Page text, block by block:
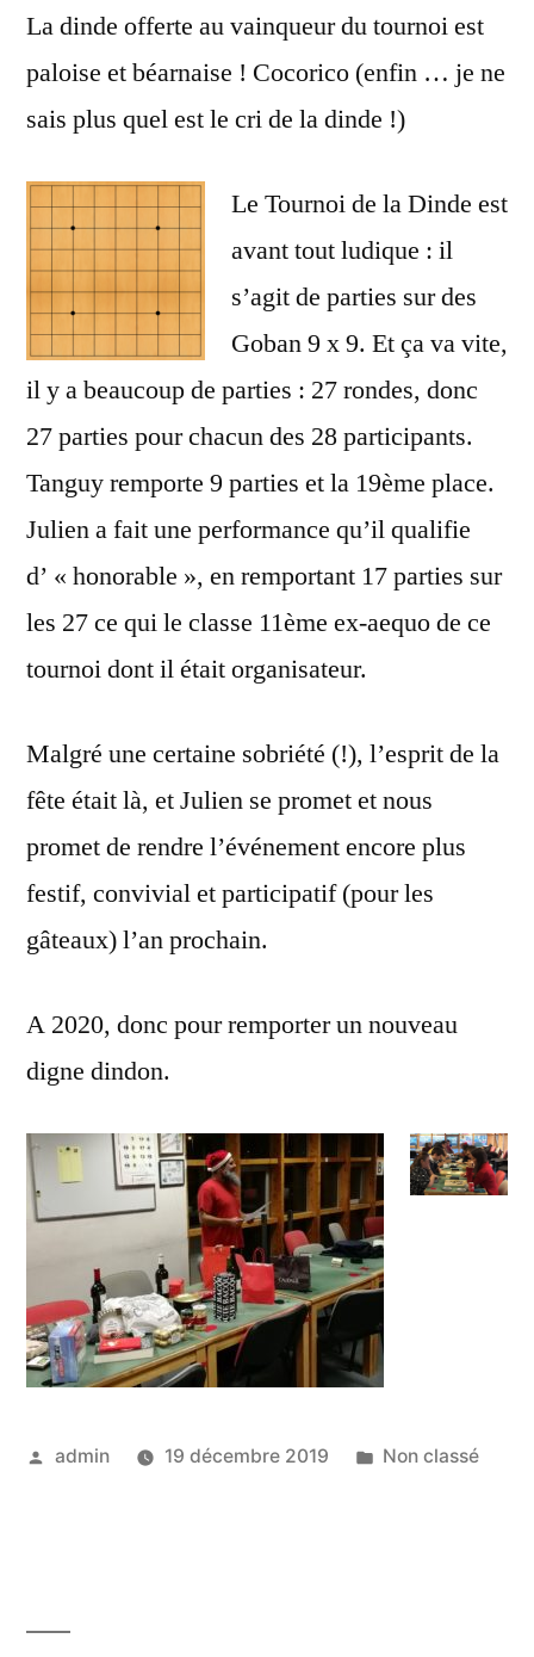
La dinde offerte au vainqueur du tournoi est
paloise et béarnaise ! Cocorico (enfin … je ne
sais plus quel est le cri de la dinde !)
Le Tournoi de la Dinde est
avant tout ludique : il
s’agit de parties sur des
Goban 9 x 9. Et ça va vite,
il y a beaucoup de parties : 27 rondes, donc
27 parties pour chacun des 28 participants.
Tanguy remporte 9 parties et la 19ème place.
Julien a fait une performance qu’il qualifie
d’ « honorable », en remportant 17 parties sur
les 27 ce qui le classe 11ème ex-aequo de ce
tournoi dont il était organisateur.
Malgré une certaine sobriété (!), l’esprit de la
fête était là, et Julien se promet et nous
promet de rendre l’événement encore plus
festif, convivial et participatif (pour les
gâteaux) l’an prochain.
A 2020, donc pour remporter un nouveau
digne dindon.
Posted
admin 19 décembre 2019
Posted
Non classé